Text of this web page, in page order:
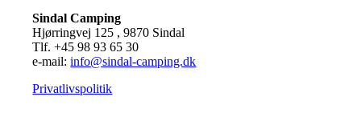
Sindal Camping
Hjørringvej 125 , 9870 Sindal
Tlf. +45 98 93 65 30
e-mail:info@sindal-camping.dk
Privatlivspolitik